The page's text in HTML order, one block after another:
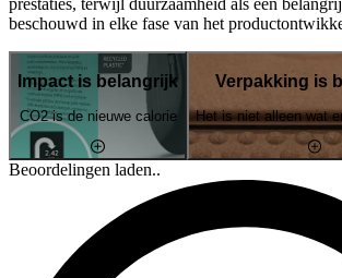
prestaties, terwijl duurzaamheid als een
beschouwd in elke fase van het
Impact is belangrijk
CO2 is de nieuwe calorie
Verpakking is
Het is niet alleen wat
Beoordelingen laden..